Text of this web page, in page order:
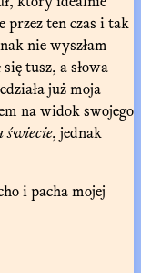
przez ten czas i tak
nie wyszłam
tusz, a słowa
już moja
na widok swojego
świecie, jednak
i pacha mojej